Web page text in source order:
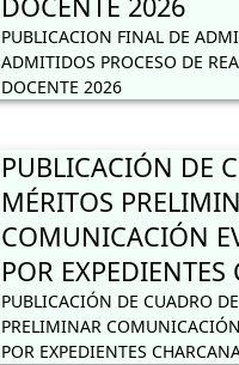
PUBLICACION FINAL DE
ADMITIDOS PROCESO DE
DOCENTE 2026
PUBLICACIÓN DE
MÉRITOS
COMUNICACIÓN
POR
PUBLICACIÓN DE CUADRO
PRELIMINAR
POR EXPEDIENTES